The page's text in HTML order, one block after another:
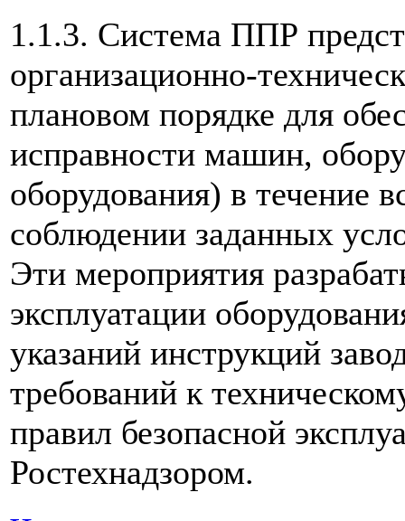
1.1.3. Система ППР
организационно-
плановом порядке для
исправности машин,
оборудования) в течение
соблюдении заданных
Эти мероприятия
эксплуатации
указаний инструкций
требований к
правил безопасной
Ростехнадзором.